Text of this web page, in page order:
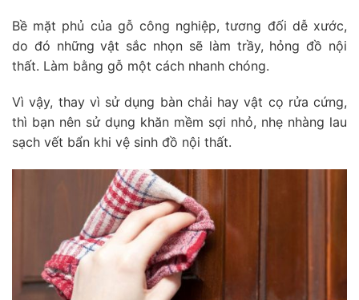
Bề mặt phủ của gỗ công nghiệp, tương đối dễ xước,
do đó những vật sắc nhọn sẽ làm trầy, hỏng đồ nội
thất. Làm bằng gỗ một cách nhanh chóng.
Vì vậy, thay vì sử dụng bàn chải hay vật cọ rửa cứng,
thì bạn nên sử dụng khăn mềm sợi nhỏ, nhẹ nhàng lau
sạch vết bẩn khi vệ sinh đồ nội thất.